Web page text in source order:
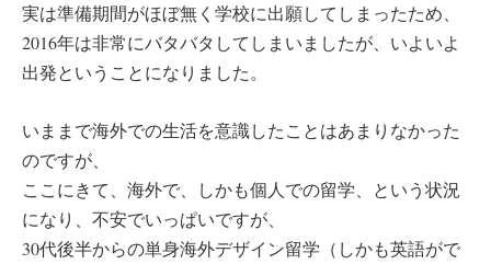
実は準備期間がほぼ無く学校に出願してしまったため、
2016年は非常にバタバタしてしまいましたが、いよいよ
出発ということになりました。
いままで海外での生活を意識したことはあまりなかった
のですが、
ここにきて、海外で、しかも個人での留学、という状況
になり、不安でいっぱいですが、
30代後半からの単身海外デザイン留学（しかも英語がで